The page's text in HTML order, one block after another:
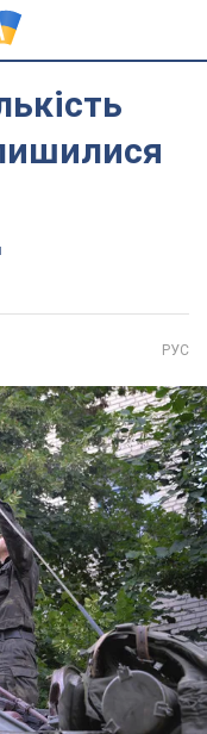
РУС